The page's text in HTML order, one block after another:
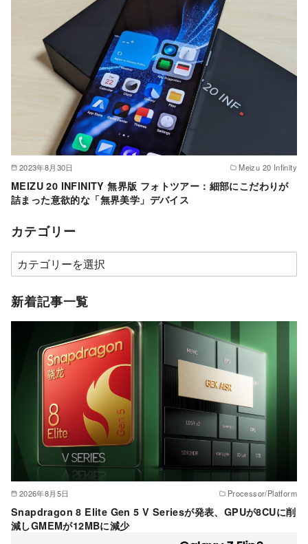
2023年8月30日 Meizu 20 Infinity
MEIZU 20 INFINITY 無界版 フォトツアー：細部にこだわりが
詰まった意欲的な「無界美学」デバイス
カテゴリー
カ
テ
ゴ
新着記事一覧
2026年8月5日 Processor/Platform
Snapdragon 8 Elite Gen 5 V Seriesが発表、GPUが8CUに削
減しGMEMが12MBに減少